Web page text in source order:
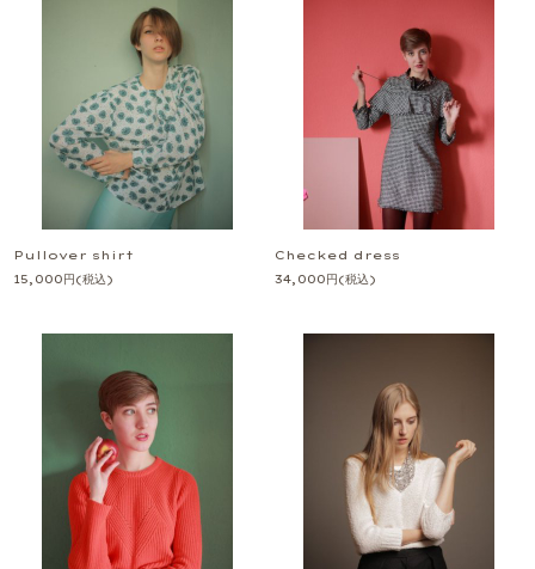
Pullover shirt
15,000円(税込)
Checked dress
34,000円(税込)